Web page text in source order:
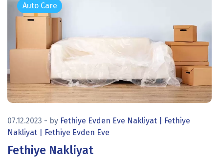
icon
07.12.2023 - by Fethiye Evden Eve Nakliyat | Fethiye
Nakliyat | Fethiye Evden Eve
Fethiye Nakliyat